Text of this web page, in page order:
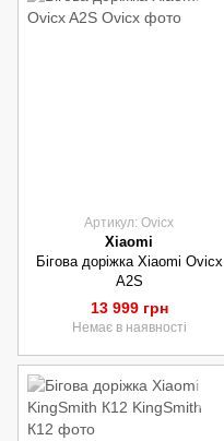
Артикул: Оvicx
Xiaomi
Бігова доріжка Xiaomi Оvicx
A2S
13 999 грн
Немає в наявності